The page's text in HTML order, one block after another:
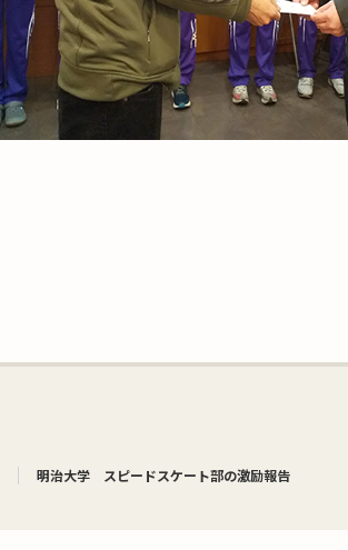
明治大学 スピードスケート部の激励報告